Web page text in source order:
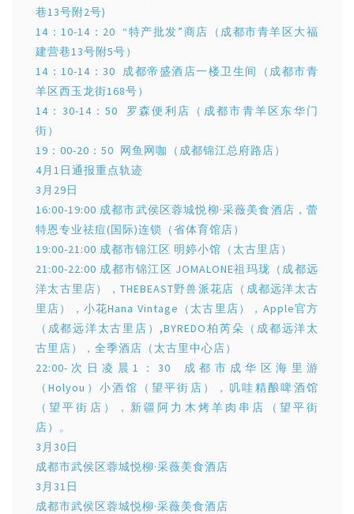
巷13号附2号)
14：10-14：20 “特产批发”商店（成都市青羊区大福
建营巷13号附5号）
14：10-14：30 成都帝盛酒店一楼卫生间（成都市青
羊区西玉龙街168号）
14：30-14：50 罗森便利店（成都市青羊区东华门
街）
19：00-20：50 网鱼网咖（成都锦江总府路店）
4月1日通报重点轨迹
3月29日
16:00-19:00 成都市武侯区蓉城悦柳·采薇美食酒店，蕾
特恩专业祛痘(国际)连锁（省体育馆店）
19:00-21:00 成都市锦江区 明婷小馆（太古里店）
21:00-22:00 成都市锦江区 JOMALONE祖玛珑（成都远
洋太古里店），THEBEAST野兽派花店（成都远洋太古
里店），小花Hana Vintage（太古里店），Apple官方
（成都远洋太古里店）,BYREDO柏芮朵（成都远洋太
古里店），全季酒店（太古里中心店）
22:00-次日凌晨1：30 成都市成华区海里游
（Holyou）小酒馆（望平街店），叽哇精酿啤酒馆
（望平街店），新疆阿力木烤羊肉串店（望平街
店）。
3月30日
成都市武侯区蓉城悦柳·采薇美食酒店
3月31日
成都市武侯区蓉城悦柳·采薇美食酒店